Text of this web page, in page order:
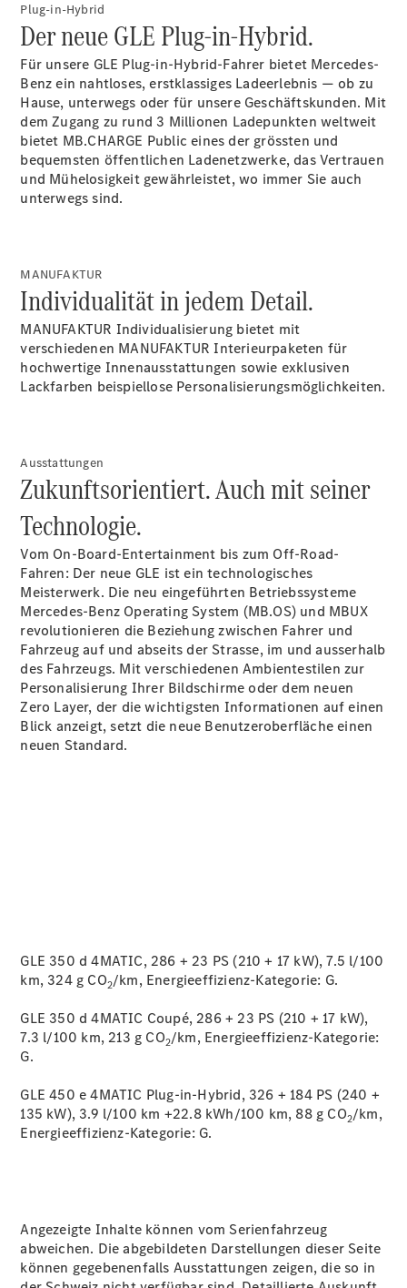
Über uns
Karriere
Standorte &
Öffnungszeiten
Kontaktformular
Anbieter/Datenschutz
Plug-in-Hybrid
Der neue GLE Plug-in-Hybrid.
Für unsere GLE Plug-in-Hybrid-Fahrer bietet Mercedes-
Benz ein nahtloses, erstklassiges Ladeerlebnis — ob zu
Hause, unterwegs oder für unsere Geschäftskunden. Mit
dem Zugang zu rund 3 Millionen Ladepunkten weltweit
bietet MB.CHARGE Public eines der grössten und
bequemsten öffentlichen Ladenetzwerke, das Vertrauen
und Mühelosigkeit gewährleistet, wo immer Sie auch
unterwegs sind.
MANUFAKTUR
Individualität in jedem Detail.
MANUFAKTUR Individualisierung bietet mit
verschiedenen MANUFAKTUR Interieurpaketen für
hochwertige Innenausstattungen sowie exklusiven
Lackfarben beispiellose Personalisierungsmöglichkeiten.
Ausstattungen
Zukunftsorientiert. Auch mit seiner
Technologie.
Vom On-Board-Entertainment bis zum Off-Road-
Fahren: Der neue GLE ist ein technologisches
Meisterwerk. Die neu eingeführten Betriebssysteme
Mercedes-Benz Operating System (MB.OS) und MBUX
revolutionieren die Beziehung zwischen Fahrer und
Fahrzeug auf und abseits der Strasse, im und ausserhalb
des Fahrzeugs. Mit verschiedenen Ambientestilen zur
Personalisierung Ihrer Bildschirme oder dem neuen
Zero Layer, der die wichtigsten Informationen auf einen
Blick anzeigt, setzt die neue Benutzeroberfläche einen
neuen Standard.
GLE 350 d 4MATIC, 286 + 23 PS (210 + 17 kW), 7.5 l/100
km, 324 g CO2/km, Energieeffizienz-Kategorie: G.
GLE 350 d 4MATIC Coupé, 286 + 23 PS (210 + 17 kW),
7.3 l/100 km, 213 g CO2/km, Energieeffizienz-Kategorie:
G.
GLE 450 e 4MATIC Plug-in-Hybrid, 326 + 184 PS (240 +
135 kW), 3.9 l/100 km +22.8 kWh/100 km, 88 g CO2/km,
Energieeffizienz-Kategorie: G.
Angezeigte Inhalte können vom Serienfahrzeug
abweichen. Die abgebildeten Darstellungen dieser Seite
können gegebenenfalls Ausstattungen zeigen, die so in